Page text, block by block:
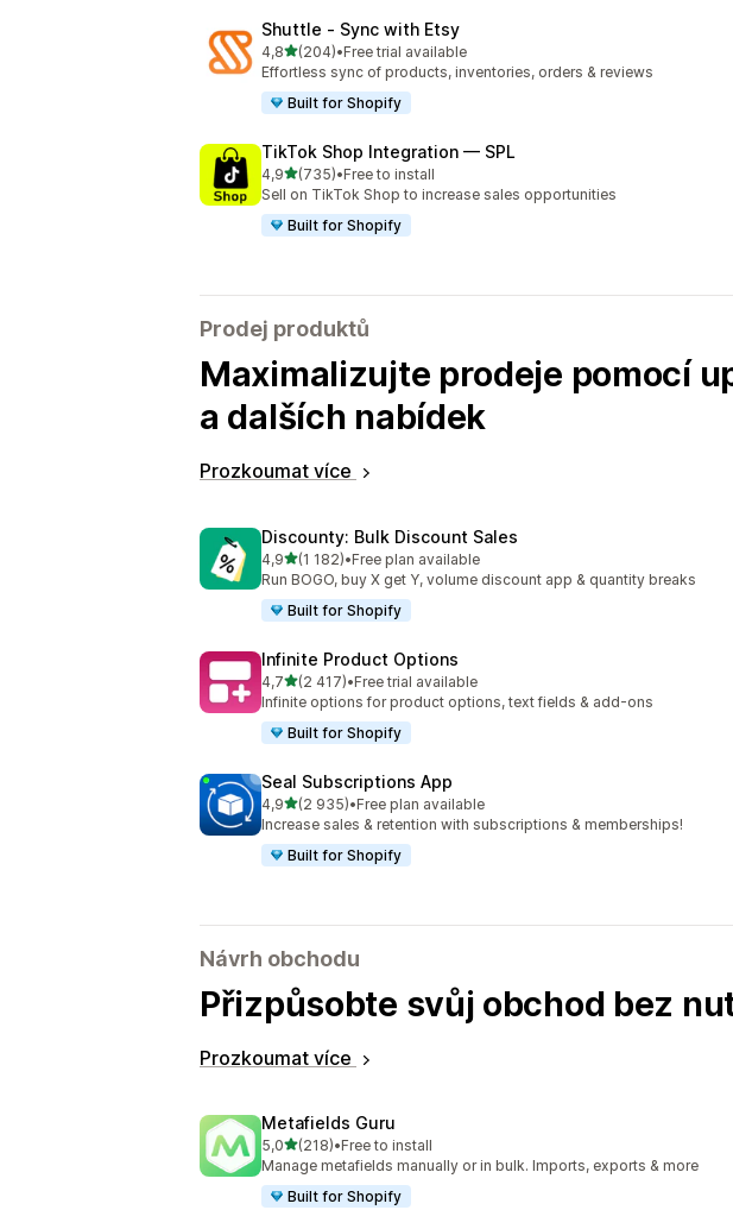
Shuttle ‑ Sync with Etsy
4,8z 5 hvězd
(204)
Celkový počet recenzí: 204
•Free trial available
Effortless sync of products, inventories, orders & reviews
Built for Shopify
TikTok Shop Integration — SPL
4,9z 5 hvězd
(735)
Celkový počet recenzí: 735
•Free to install
Sell on TikTok Shop to increase sales opportunities
Built for Shopify
Prodej produktů
Maximalizujte prodeje pomocí
a dalších nabídek
Prozkoumat více
Discounty: Bulk Discount Sales
4,9z 5 hvězd
(1 182)
Celkový počet recenzí: 1182
•Free plan available
Run BOGO, buy X get Y, volume discount app & quantity breaks
Built for Shopify
Infinite Product Options
4,7z 5 hvězd
(2 417)
Celkový počet recenzí: 2417
•Free trial available
Infinite options for product options, text fields & add-ons
Built for Shopify
Seal Subscriptions App
4,9z 5 hvězd
(2 935)
Celkový počet recenzí: 2935
•Free plan available
Increase sales & retention with subscriptions & memberships!
Built for Shopify
Návrh obchodu
Přizpůsobte svůj obchod bez
Prozkoumat více
Metafields Guru
5,0z 5 hvězd
(218)
Celkový počet recenzí: 218
•Free to install
Manage metafields manually or in bulk. Imports, exports & more
Built for Shopify